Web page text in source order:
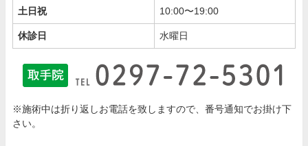
土日祝 10:00〜19:00
休診日 水曜日
※施術中は折り返しお電話を致しますので、番号通知でお掛け下
さい。